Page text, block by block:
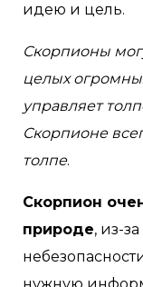
идею и цель.
Скорпионы
целых
управляет
Скорпионе
толпе.
Скорпион
природе, из-